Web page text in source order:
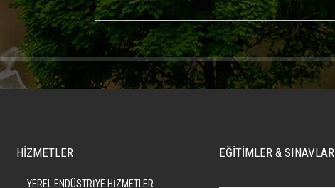
HİZMETLER
YEREL ENDÜSTRİYE HİZMETLER
EĞİTİMLER & SINAVLAR